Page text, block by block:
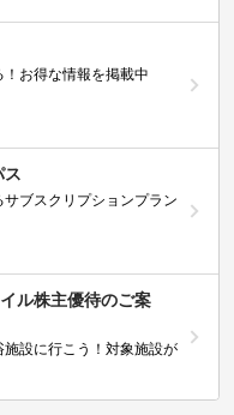
お得な情報を掲載中
ス
ブスクリプションプラン
ル株主優待のご案
設に行こう！対象施設が